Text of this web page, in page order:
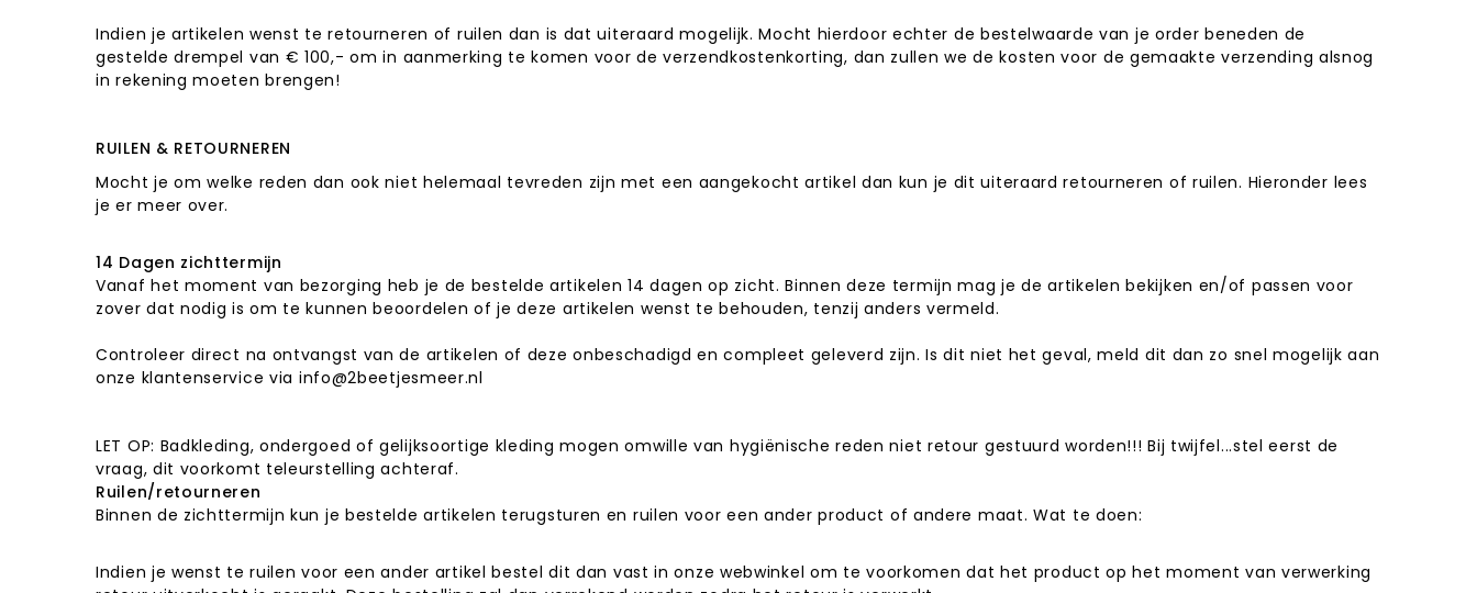
Indien je artikelen wenst te retourneren of ruilen dan is dat uiteraard mogelijk. Mocht hierdoor echter de bestelwaarde van je order beneden de
gestelde drempel van € 100,- om in aanmerking te komen voor de verzendkostenkorting, dan zullen we de kosten voor de gemaakte verzending alsnog
in rekening moeten brengen!
RUILEN & RETOURNEREN
Mocht je om welke reden dan ook niet helemaal tevreden zijn met een aangekocht artikel dan kun je dit uiteraard retourneren of ruilen. Hieronder lees
je er meer over.
14 Dagen zichttermijn
Vanaf het moment van bezorging heb je de bestelde artikelen 14 dagen op zicht. Binnen deze termijn mag je de artikelen bekijken en/of passen voor
zover dat nodig is om te kunnen beoordelen of je deze artikelen wenst te behouden, tenzij anders vermeld.
Controleer direct na ontvangst van de artikelen of deze onbeschadigd en compleet geleverd zijn. Is dit niet het geval, meld dit dan zo snel mogelijk aan
onze klantenservice via info@2beetjesmeer.nl
LET OP: Badkleding, ondergoed of gelijksoortige kleding mogen omwille van hygiënische reden niet retour gestuurd worden!!! Bij twijfel...stel eerst de
vraag, dit voorkomt teleurstelling achteraf.
Ruilen/retourneren
Binnen de zichttermijn kun je bestelde artikelen terugsturen en ruilen voor een ander product of andere maat. Wat te doen:
Indien je wenst te ruilen voor een ander artikel bestel dit dan vast in onze webwinkel om te voorkomen dat het product op het moment van verwerking